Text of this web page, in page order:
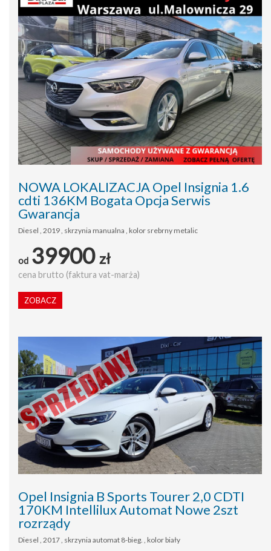
NOWA LOKALIZACJA Opel Insignia 1.6
cdti 136KM Bogata Opcja Serwis
Gwarancja
Diesel , 2019 , skrzynia manualna , kolor srebrny metalic
od 39900 zł
cena brutto (faktura vat-marża)
ZOBACZ
Opel Insignia B Sports Tourer 2,0 CDTI
170KM Intellilux Automat Nowe 2szt
rozrządy
Diesel , 2017 , skrzynia automat 8-bieg. , kolor biały